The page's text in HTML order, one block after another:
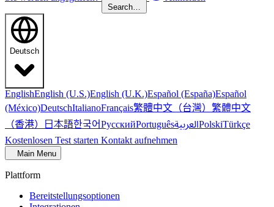
Search…
Deutsch
EnglishEnglish (U.S.)English (U.K.)Español (España)Español
(México)DeutschItalianoFrançais繁體中文（台灣） 繁體中文
（香港） 日本語한국어РусскийPortuguêsالعربيةPolskiTürkçe
Kostenlosen Test starten Kontakt aufnehmen
Main Menu
Plattform
Bereitstellungsoptionen